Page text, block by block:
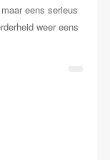
eens serieus
weer eens